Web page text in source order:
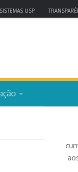
SISTEMAS USP